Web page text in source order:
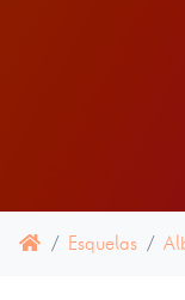
Esquelas